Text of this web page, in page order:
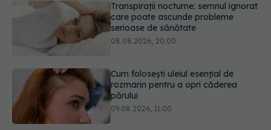
Transpirații nocturne: semnul ignorat
care poate ascunde probleme
serioase de sănătate
08.08.2026, 20:00
Cum folosești uleiul esențial de
rozmarin pentru a opri căderea
părului
09.08.2026, 11:00